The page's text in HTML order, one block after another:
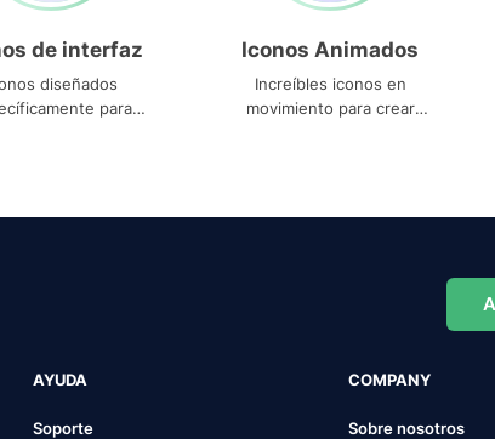
de interfaz
diseñados
para
Iconos Animados
Increíbles iconos en
movimiento para crear
AYUDA
Soporte
COMPANY
Sobre nosotros